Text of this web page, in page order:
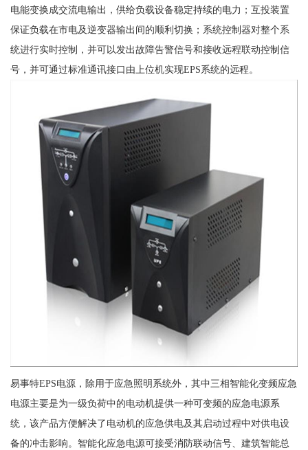
电能变换成交流电输出，供给负载设备稳定持续的电力；互投装置
保证负载在市电及逆变器输出间的顺利切换；系统控制器对整个系
统进行实时控制，并可以发出故障告警信号和接收远程联动控制信
号，并可通过标准通讯接口由上位机实现EPS系统的远程。
易事特EPS电源，除用于应急照明系统外，其中三相智能化变频应急
电源主要是为一级负荷中的电动机提供一种可变频的应急电源系
统，该产品方便解决了电动机的应急供电及其启动过程中对供电设
备的冲击影响。智能化应急电源可接受消防联动信号、建筑智能总